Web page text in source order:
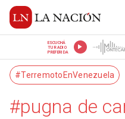
ESCUCHÁ
TU RADIO
PREFERIDA
#TerremotoEnVenezuela
#pugna de